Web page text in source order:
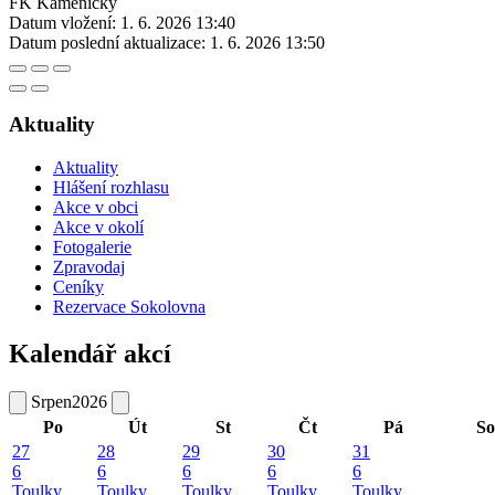
Datum vložení: 1. 6. 2026 13:40
Datum poslední aktualizace: 1. 6. 2026 13:50
Aktuality
Aktuality
Hlášení rozhlasu
Akce v obci
Akce v okolí
Fotogalerie
Zpravodaj
Ceníky
Rezervace Sokolovna
Kalendář akcí
Srpen2026
Po
Út St Čt Pá
So
27
6
Toulky
28
6
Toulky
29
6
Toulky
30
6
Toulky
31
6
Toulky